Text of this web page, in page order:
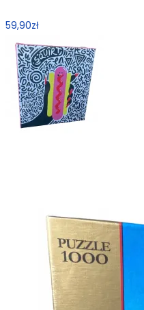
59,90zł